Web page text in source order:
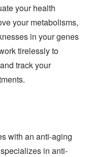
your health
your metabolisms,
in your genes
tirelessly to
track your
with an anti-aging
in anti-